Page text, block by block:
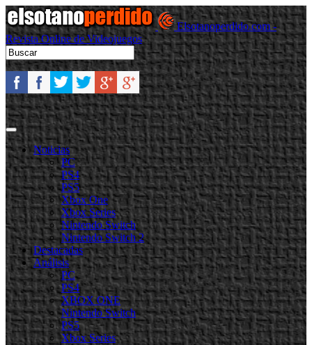
Elsotanoperdido.com -
Revista Online de Videojuegos
Noticias
PC
PS4
PS5
Xbox One
Xbox Series
Nintendo Switch
Nintendo Switch 2
Destacadas
Análisis
PC
PS4
XBOX ONE
Nintendo Switch
PS5
Xbox Series